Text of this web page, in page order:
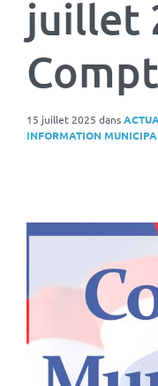
juillet
15 juillet 2025 dans
INFORMATION